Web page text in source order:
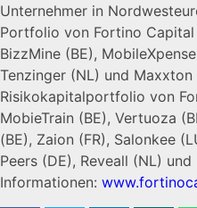
Unternehmer in
Portfolio von Fortino Capital
BizzMine (BE),
Tenzinger (NL) und Maxxton
Risikokapitalportfolio von
MobieTrain (BE), Vertuoza
(BE), Zaion (FR), Salonkee
Peers (DE), Reveall (NL)
Informationen: